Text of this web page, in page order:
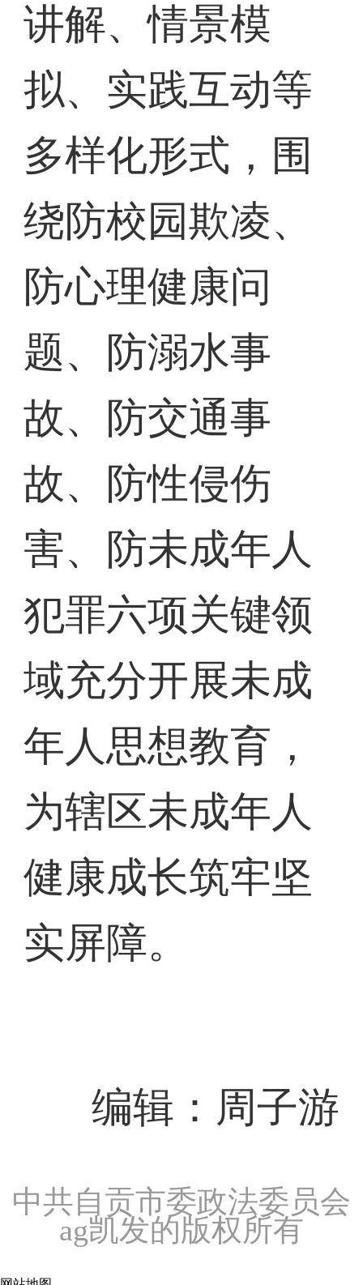
讲解、情景模
拟、实践互动等
多样化形式，围
绕防校园欺凌、
防心理健康问
题、防溺水事
故、防交通事
故、防性侵伤
害、防未成年人
犯罪六项关键领
域充分开展未成
年人思想教育，
为辖区未成年人
健康成长筑牢坚
实屏障。
编辑：周子游
中共自贡市委政法委员会
ag凯发的版权所有